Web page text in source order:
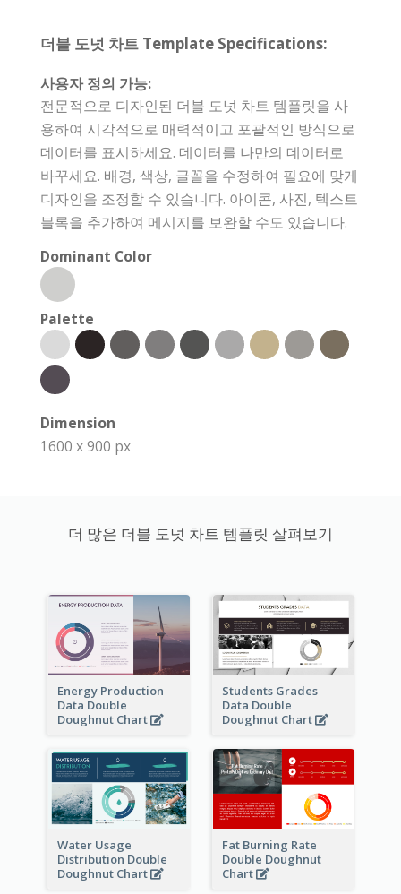
더블 도넛 차트 Template Specifications:
사용자 정의 가능:
전문적으로 디자인된 더블 도넛 차트 템플릿을 사
용하여 시각적으로 매력적이고 포괄적인 방식으로
데이터를 표시하세요. 데이터를 나만의 데이터로
바꾸세요. 배경, 색상, 글꼴을 수정하여 필요에 맞게
디자인을 조정할 수 있습니다. 아이콘, 사진, 텍스트
블록을 추가하여 메시지를 보완할 수도 있습니다.
Dominant Color
Palette
Dimension
1600 x 900 px
더 많은 더블 도넛 차트 템플릿 살펴보기
Energy Production
Data Double
Doughnut Chart
Students Grades
Data Double
Doughnut Chart
Water Usage
Distribution Double
Doughnut Chart
Fat Burning Rate
Double Doughnut
Chart